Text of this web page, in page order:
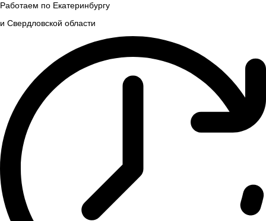
Работаем по Екатеринбургу
и Свердловской области